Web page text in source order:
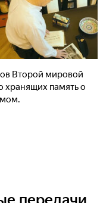
Второй мировой
хранящих память о